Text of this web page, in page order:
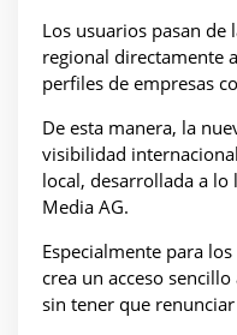
Los usuarios pasan de
regional directamente
perfiles de empresas
De esta manera, la
visibilidad
local, desarrollada a lo
Media AG.
Especialmente para
crea un acceso
sin tener que